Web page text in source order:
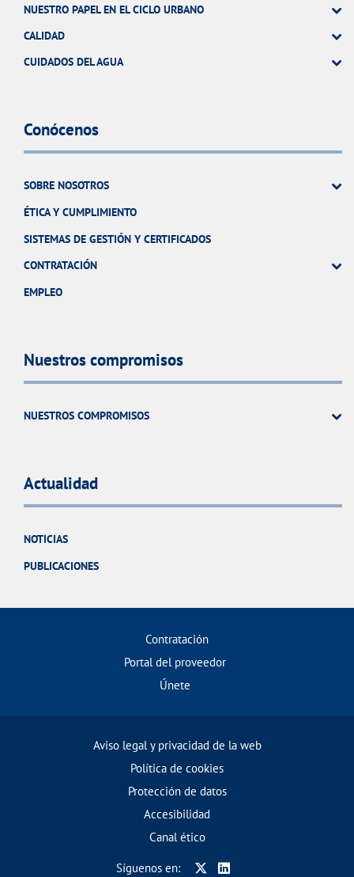
NUESTRO PAPEL EN EL CICLO URBANO
CALIDAD
CUIDADOS DEL AGUA
Conócenos
SOBRE NOSOTROS
ÉTICA Y CUMPLIMIENTO
SISTEMAS DE GESTIÓN Y CERTIFICADOS
CONTRATACIÓN
EMPLEO
Nuestros compromisos
NUESTROS COMPROMISOS
Actualidad
NOTICIAS
PUBLICACIONES
Contratación
Portal del proveedor
Únete
Aviso legal y privacidad de la web
Política de cookies
Protección de datos
Accesibilidad
Canal ético
Síguenos en: